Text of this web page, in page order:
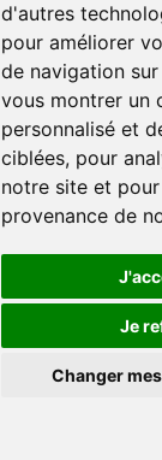
d'autres
pour améliorer
de navigation
vous montrer un
personnalisé et
ciblées, pour
notre site et
provenance de
Je
Changer